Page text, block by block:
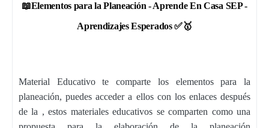
📖Elementos para la Planeación - Aprende En Casa SEP -
Aprendizajes Esperados ✅🥇
Material Educativo te comparte los elementos para la
planeación, puedes acceder a ellos con los enlaces después
de la , estos materiales educativos se comparten como una